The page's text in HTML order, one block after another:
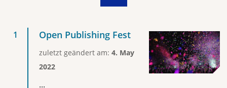
Open Publishing Fest
zuletzt geändert am: 4. May
2022
...